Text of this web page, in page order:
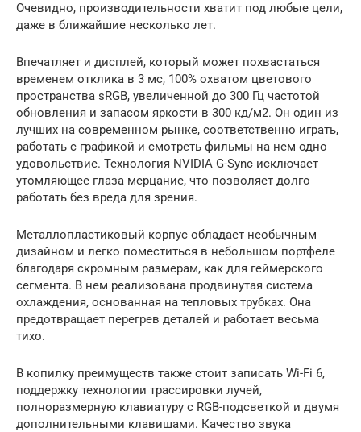
Очевидно, производительности хватит под любые цели,
даже в ближайшие несколько лет.
Впечатляет и дисплей, который может похвастаться
временем отклика в 3 мс, 100% охватом цветового
пространства sRGB, увеличенной до 300 Гц частотой
обновления и запасом яркости в 300 кд/м2. Он один из
лучших на современном рынке, соответственно играть,
работать с графикой и смотреть фильмы на нем одно
удовольствие. Технология NVIDIA G-Sync исключает
утомляющее глаза мерцание, что позволяет долго
работать без вреда для зрения.
Металлопластиковый корпус обладает необычным
дизайном и легко поместиться в небольшом портфеле
благодаря скромным размерам, как для геймерского
сегмента. В нем реализована продвинутая система
охлаждения, основанная на тепловых трубках. Она
предотвращает перегрев деталей и работает весьма
тихо.
В копилку преимуществ также стоит записать Wi-Fi 6,
поддержку технологии трассировки лучей,
полноразмерную клавиатуру с RGB-подсветкой и двумя
дополнительными клавишами. Качество звука